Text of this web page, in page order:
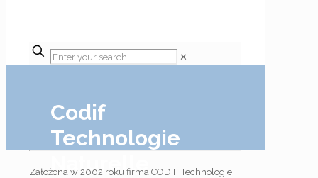
✕
Codif
Technologie
Naturelle
Założona w 2002 roku firma CODIF Technologie